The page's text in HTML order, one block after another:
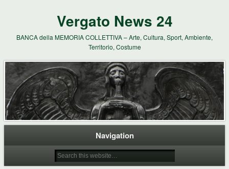
Vergato News 24
BANCA della MEMORIA COLLETTIVA – Arte, Cultura, Sport, Ambiente,
Territorio, Costume
Navigation